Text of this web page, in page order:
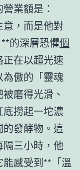
業額是：
，而是他對
的深層恐懼個
正在以超光速
為傲的「靈魂
磨得光滑、
撈起一坨濃
發酵物。這
三小時，他
感受到**「溫